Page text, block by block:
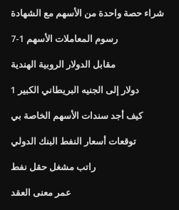
شراء حصة واحدة من الأسهم مع الشهادة
رسوم المعاملات الأسهم 1-7
مقابل الدولار الروبية الهندية
1 دولار إلى الجنيه البريطاني الكبير
كيف أجد سندات الأسهم الخاصة بي
توقعات أسعار النفط البنك الدولي
راتب مشغل حقل نفط
عمر معنى العقد